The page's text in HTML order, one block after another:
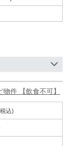
件 【飲食不可】
込)